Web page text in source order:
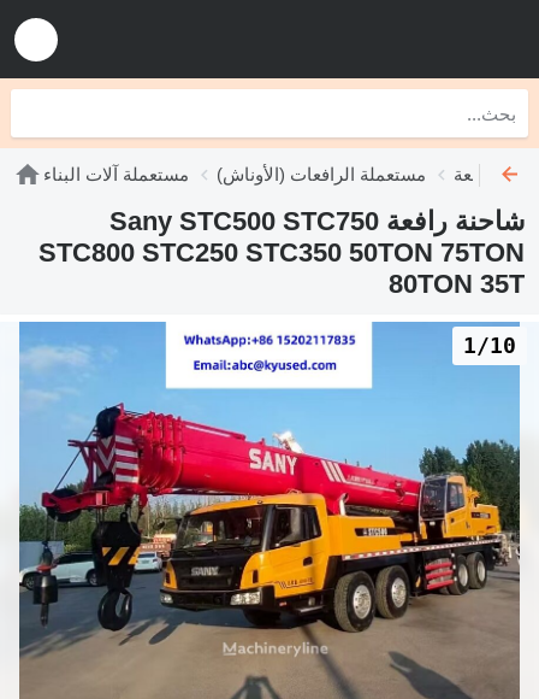
مستعملة آلات البناء مستعملة الرافعات (الأوناش) رافعة
شاحنة رافعة Sany STC500 STC750
STC800 STC250 STC350 50TON 75TON
80TON 35T
1/10